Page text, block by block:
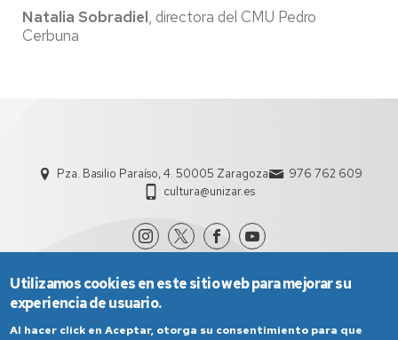
Natalia Sobradiel, directora del CMU Pedro
Cerbuna
Pza. Basilio Paraíso, 4. 50005 Zaragoza
976 762 609
cultura@unizar.es
Utilizamos cookies en este sitio web para mejorar su
experiencia de usuario.
Al hacer click en Aceptar, otorga su consentimiento para que